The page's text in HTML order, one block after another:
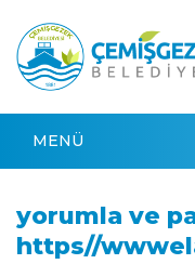
MENÜ
yorumla ve
https//